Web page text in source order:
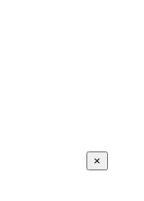
×